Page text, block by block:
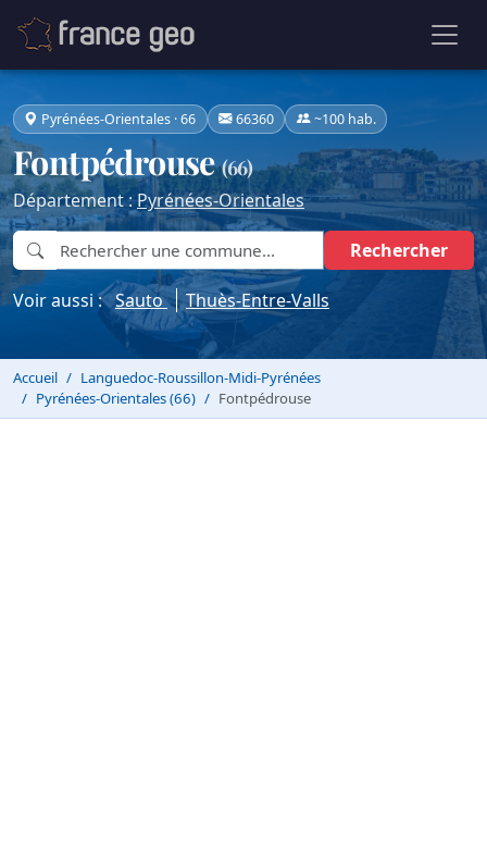
Pyrénées-Orientales · 66 66360 ~100 hab.
Fontpédrouse(66)
Département :Pyrénées-Orientales
Rechercher
Voir aussi :Sauto Thuès-Entre-Valls
Accueil
Languedoc-Roussillon-Midi-Pyrénées
Pyrénées-Orientales (66)
Fontpédrouse